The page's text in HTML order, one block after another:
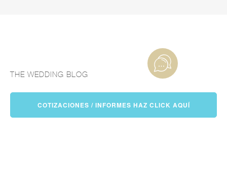
COTIZACIONES / INFORMES HAZ CLICK AQUÍ
THE WEDDING BLOG
BLOG